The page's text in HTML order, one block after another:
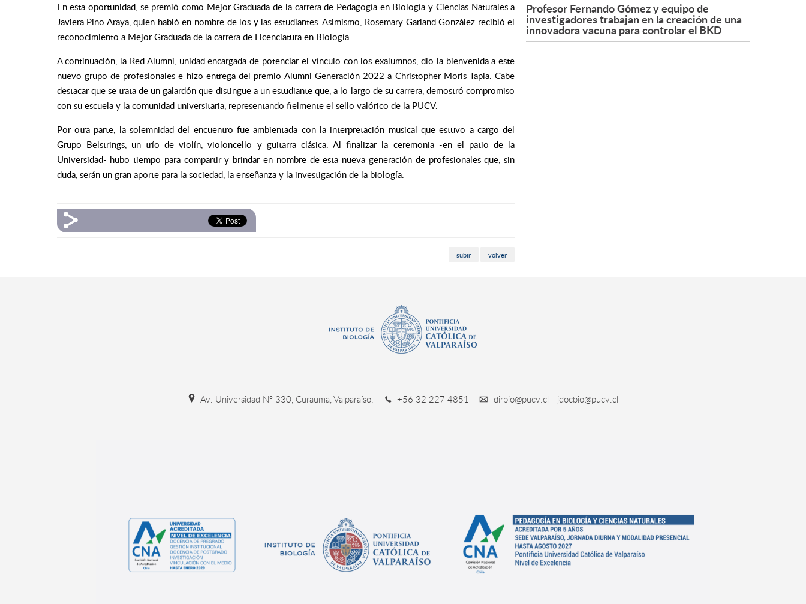
En esta oportunidad, se premió como Mejor Graduada de la carrera de Pedagogía en Biología y Ciencias Naturales a
Javiera Pino Araya, quien habló en nombre de los y las estudiantes. Asimismo, Rosemary Garland González recibió el
reconocimiento a Mejor Graduada de la carrera de Licenciatura en Biología.
A continuación, la Red Alumni, unidad encargada de potenciar el vínculo con los exalumnos, dio la bienvenida a este
nuevo grupo de profesionales e hizo entrega del premio Alumni Generación 2022 a Christopher Moris Tapia. Cabe
destacar que se trata de un galardón que distingue a un estudiante que, a lo largo de su carrera, demostró compromiso
con su escuela y la comunidad universitaria, representando fielmente el sello valórico de la PUCV.
Por otra parte, la solemnidad del encuentro fue ambientada con la interpretación musical que estuvo a cargo del
Grupo Belstrings, un trío de violín, violoncello y guitarra clásica. Al finalizar la ceremonia -en el patio de la
Universidad- hubo tiempo para compartir y brindar en nombre de esta nueva generación de profesionales que, sin
duda, serán un gran aporte para la sociedad, la enseñanza y la investigación de la biología.
subir volver
Profesor Fernando Gómez y equipo de
investigadores trabajan en la creación de una
innovadora vacuna para controlar el BKD
Av. Universidad Nº 330, Curauma, Valparaíso. +56 32 227 4851 dirbio@pucv.cl - jdocbio@pucv.cl